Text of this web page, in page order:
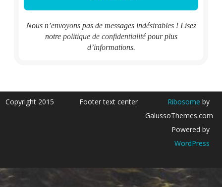
Nous n’envoyons pas de messages indésirables ! Lisez
notre politique de confidentialitépour plus
d’informations.
Copyright 2015 Footer text center Ribosome by
GalussoThemes.com
Powered by
WordPress